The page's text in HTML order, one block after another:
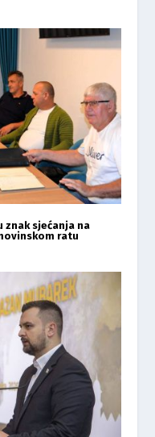
znak sjećanja na
ratu